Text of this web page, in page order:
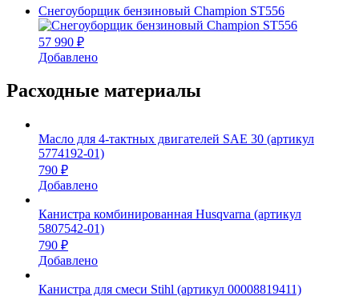
Снегоуборщик бензиновый Champion ST556
57 990 ₽
Добавлено
Расходные материалы
Масло для 4-тактных двигателей SAE 30 (артикул
5774192-01)
790 ₽
Добавлено
Канистра комбинированная Husqvarna (артикул
5807542-01)
790 ₽
Добавлено
Канистра для смеси Stihl (артикул 00008819411)